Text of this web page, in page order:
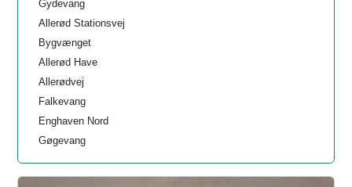
Gydevang
Allerød Stationsvej
Bygvænget
Allerød Have
Allerødvej
Falkevang
Enghaven Nord
Gøgevang